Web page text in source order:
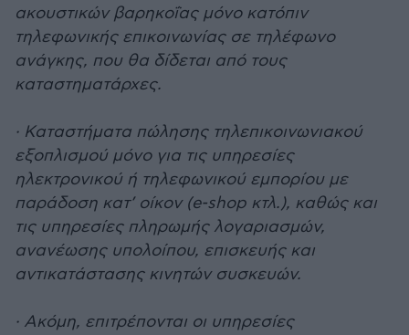
ακουστικών βαρηκοΐας μόνο κατόπιν
τηλεφωνικής επικοινωνίας σε τηλέφωνο
ανάγκης, που θα δίδεται από τους
καταστηματάρχες.
· Καταστήματα πώλησης τηλεπικοινωνιακού
εξοπλισμού μόνο για τις υπηρεσίες
ηλεκτρονικού ή τηλεφωνικού εμπορίου με
παράδοση κατ’ οίκον (e-shop κτλ.), καθώς και
τις υπηρεσίες πληρωμής λογαριασμών,
ανανέωσης υπολοίπου, επισκευής και
αντικατάστασης κινητών συσκευών.
· Ακόμη, επιτρέπονται οι υπηρεσίες